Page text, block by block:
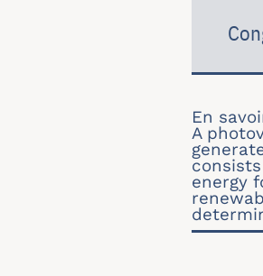
En
A
energy